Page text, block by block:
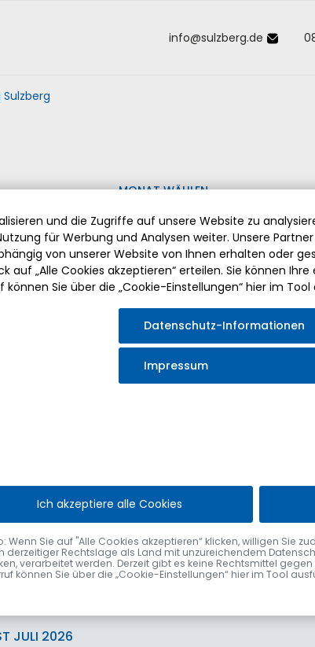
Inhalt der Seite anspringen
Informationen und Einstellungen zur
info@sulzberg.de
MONAT WÄHLEN
VON PFARRER HERMANN DRISCHBERGER
Wochen durfte der Markt…
VON ELISABETH VÖGEL
Jahren im Sulzberger Rathaus wurde Elisabeth Vögel
Gerhard Frey im Rahmen einer kleinen Feier…
2026
JULI 2026
und die Zugriffe auf unsere Website zu
für Werbung und Analysen weiter. Unsere
von unserer Website von Ihnen erhalten oder
„Alle Cookies akzeptieren“ erteilen. Sie können Ihre
Sie über die „Cookie-Einstellungen“ hier im Tool
Datenschutz-Informationen
Impressum
Ich akzeptiere alle Cookies
Sie auf "Alle Cookies akzeptieren“ klicken, willigen Sie
derzeitiger Rechtslage als Land mit unzureichendem
verarbeitet werden. Derzeit gibt es keine Rechtsmittel
können Sie über die „Cookie-Einstellungen“ hier im Tool